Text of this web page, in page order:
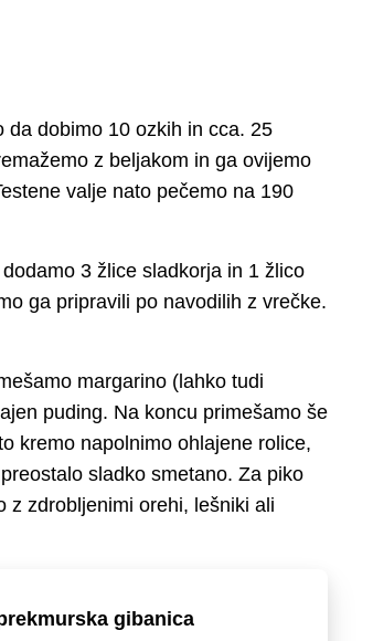
da dobimo 10 ozkih in cca. 25
z beljakom in ga ovijemo
valje nato pečemo na 190
3 žlice sladkorja in 1 žlico
ga pripravili po navodilih z vrečke.
margarino (lahko tudi
puding. Na koncu primešamo še
kremo napolnimo ohlajene rolice,
sladko smetano. Za piko
z zdrobljenimi orehi, lešniki ali
gibanica